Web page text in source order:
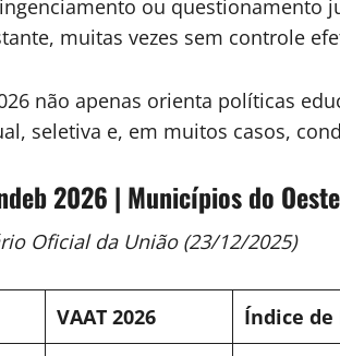
ou questionamento
muitas vezes sem controle
não apenas orienta políticas
seletiva e, em muitos casos,
2026 | Municípios do
Oficial da União (23/12/2025)
VAAT 2026 Índice